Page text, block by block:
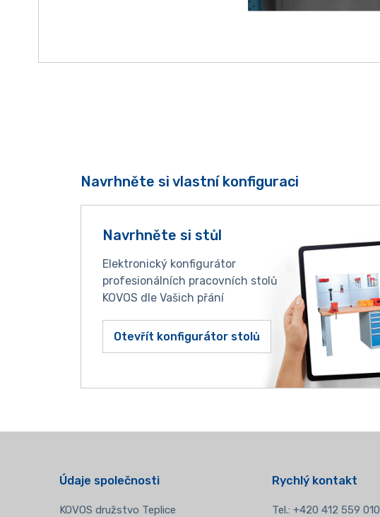
Navrhněte si vlastní konfiguraci
Navrhněte si stůl
Elektronický konfigurátor
profesionálních pracovních stolů
KOVOS dle Vašich přání
Otevřít konfigurátor stolů
Údaje společnosti
KOVOS družstvo Teplice
Rychlý kontakt
Tel.:+420 412 559 010